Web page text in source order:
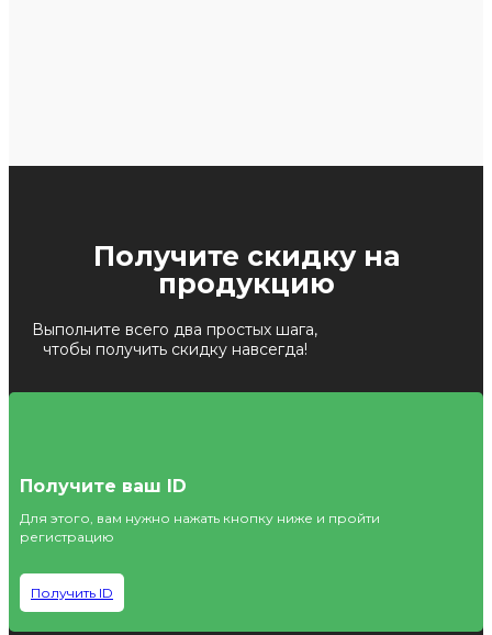
Получите скидку на
продукцию
Выполните всего два простых шага,
чтобы получить скидку навсегда!
Получите ваш ID
Для этого, вам нужно нажать кнопку ниже и пройти
регистрацию
Получить ID